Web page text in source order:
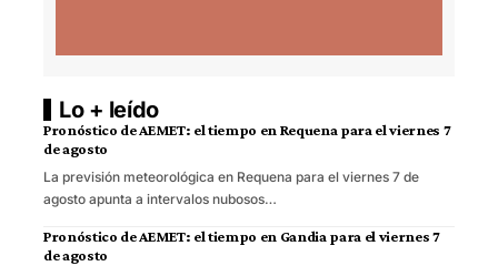
Lo + leído
Pronóstico de AEMET: el tiempo en Requena para el viernes 7
de agosto
La previsión meteorológica en Requena para el viernes 7 de
agosto apunta a intervalos nubosos…
Pronóstico de AEMET: el tiempo en Gandia para el viernes 7
de agosto